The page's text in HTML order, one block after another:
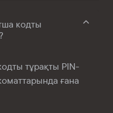
кодты
тұрақты PIN-
ғана